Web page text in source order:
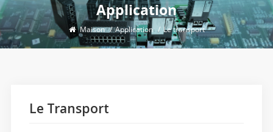
Application
Maison / Application / Le transport
Le Transport